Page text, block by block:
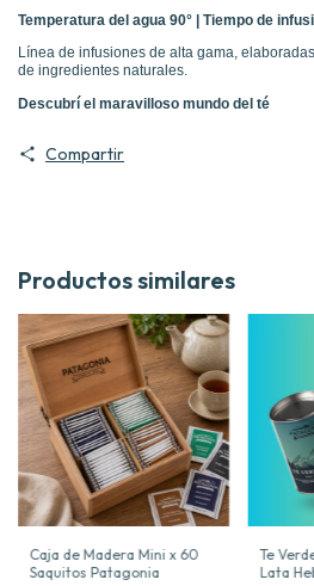
Temperatura del agua 90° | Tiempo de
Línea de infusiones de alta gama,
de ingredientes naturales.
Descubrí el maravilloso mundo del té
Compartir
Productos similares
Caja de Madera Mini x 60
Saquitos Patagonia
Te
Lata